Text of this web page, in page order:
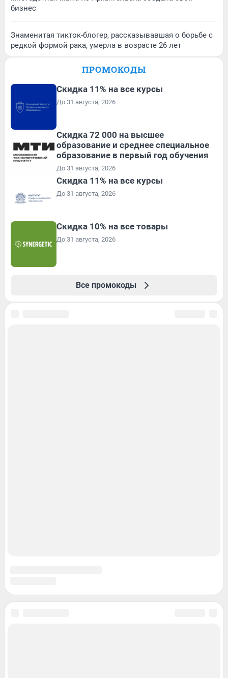
бизнес
Знаменитая тикток-блогер, рассказывавшая о борьбе с
редкой формой рака, умерла в возрасте 26 лет
ПРОМОКОДЫ
Скидка 11% на все курсы
До 31 августа, 2026
Скидка 72 000 на высшее
образование и среднее специальное
образование в первый год обучения
До 31 августа, 2026
Скидка 11% на все курсы
До 31 августа, 2026
Скидка 10% на все товары
До 31 августа, 2026
Все промокоды